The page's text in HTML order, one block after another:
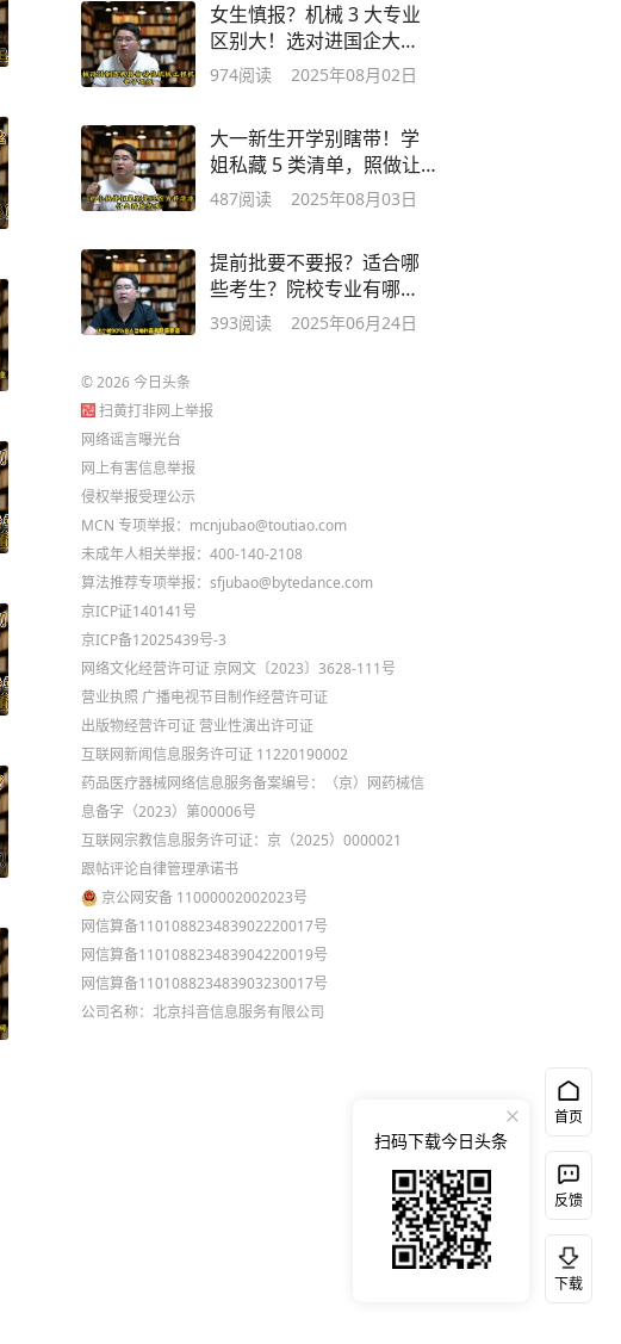
女生慎报？机械 3 大专业
区别大！选对进国企大
厂，选错后悔 5 年
974阅读 2025年08月02日
大一新生开学别瞎带！学
姐私藏 5 类清单，照做让
学长刮目相看
487阅读 2025年08月03日
提前批要不要报？适合哪
些考生？院校专业有哪
些？报考技巧...
393阅读 2025年06月24日
©2026今日头条
扫黄打非网上举报
网络谣言曝光台
网上有害信息举报
侵权举报受理公示
MCN 专项举报：mcnjubao@toutiao.com
未成年人相关举报：400-140-2108
算法推荐专项举报：sfjubao@bytedance.com
京ICP证140141号
京ICP备12025439号-3
网络文化经营许可证 京网文〔2023〕3628-111号
营业执照 广播电视节目制作经营许可证
出版物经营许可证 营业性演出许可证
互联网新闻信息服务许可证 11220190002
药品医疗器械网络信息服务备案编号：（京）网药械信
息备字（2023）第00006号
互联网宗教信息服务许可证：京（2025）0000021
跟帖评论自律管理承诺书
京公网安备 11000002002023号
网信算备110108823483902220017号
网信算备110108823483904220019号
网信算备110108823483903230017号
公司名称：北京抖音信息服务有限公司
首页
反馈
下载
扫码下载今日头条